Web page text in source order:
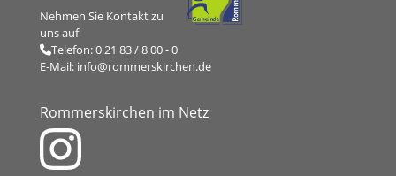
Nehmen Sie Kontakt zu
uns auf
Telefon:0 21 83 / 8 00 - 0
E-Mail: info@rommerskirchen.de
Rommerskirchen im Netz